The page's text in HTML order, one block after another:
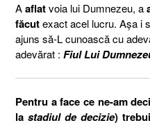
Aaflatvoia lui Dumnezeu, a
făcutexact acel lucru. Aşa i
ajuns să-L cunoască cu
adevărat : Fiul Lui
Pentru a face ce ne-am
la stadiul de decizie)